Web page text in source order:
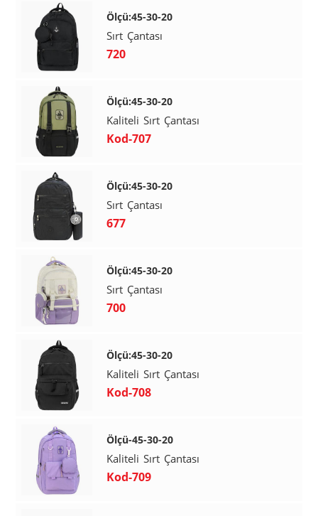
Ölçü:45-30-20
Sırt Çantası
720
Ölçü:45-30-20
Kaliteli Sırt Çantası
Kod-707
Ölçü:45-30-20
Sırt Çantası
677
Ölçü:45-30-20
Sırt Çantası
700
Ölçü:45-30-20
Kaliteli Sırt Çantası
Kod-708
Ölçü-45-30-20
Kaliteli Sırt Çantası
Kod-709